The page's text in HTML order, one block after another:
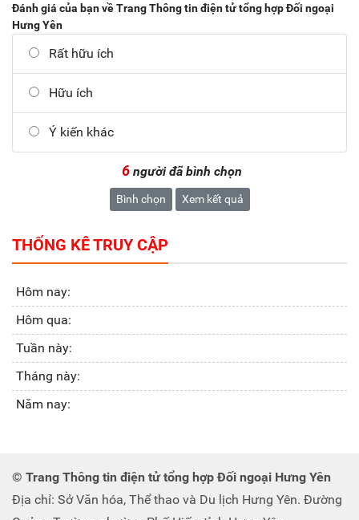
Đánh giá của bạn về Trang Thông tin điện tử tổng hợp Đối ngoại
Hưng Yên
Rất hữu ích
Hữu ích
Ý kiến khác
6 người đã bình chọn
Bình chọn Xem kết quả
THỐNG KÊ TRUY CẬP
Hôm nay:
Hôm qua:
Tuần này:
Tháng này:
Năm nay:
© Trang Thông tin điện tử tổng hợp Đối ngoại Hưng Yên
Địa chỉ: Sở Văn hóa, Thể thao và Du lịch Hưng Yên. Đường